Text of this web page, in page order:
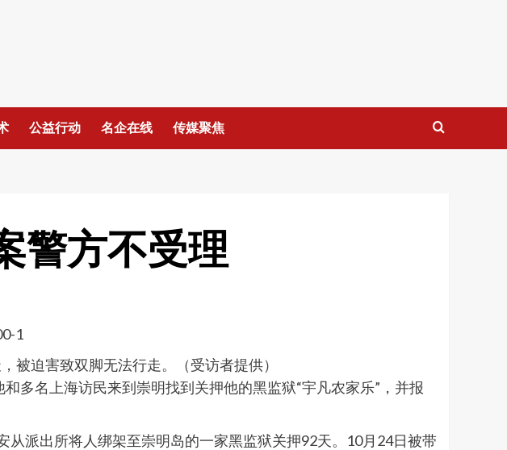
公益行动 名企在线 传媒聚焦
警方不受理
被迫害致双脚无法行走。（受访者提供）
多名上海访民来到崇明找到关押他的黑监狱“宇凡农家乐”，并报
派出所将人绑架至崇明岛的一家黑监狱关押92天。10月24日被带